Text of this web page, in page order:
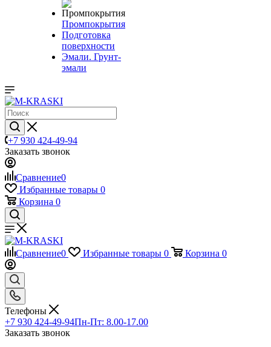
Промпокрытия
Подготовка
поверхности
Эмали. Грунт-
эмали
+7 930 424-49-94
Заказать звонок
Сравнение0
Избранные товары 0
Корзина 0
Сравнение0 Избранные товары 0 Корзина 0
Телефоны
+7 930 424-49-94Пн-Пт: 8.00-17.00
Заказать звонок